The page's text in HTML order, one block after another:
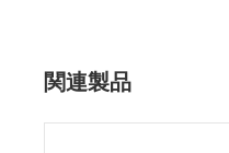
関連製品